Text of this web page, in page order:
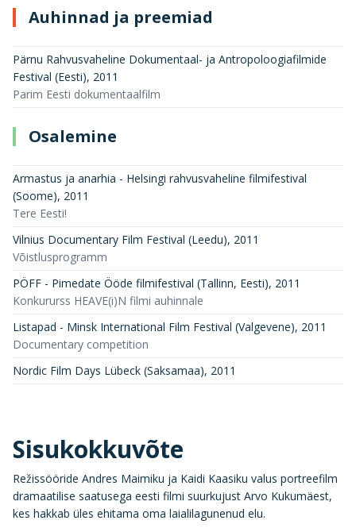
Auhinnad ja preemiad
Pärnu Rahvusvaheline Dokumentaal- ja Antropoloogiafilmide
Festival (Eesti), 2011
Parim Eesti dokumentaalfilm
Osalemine
Armastus ja anarhia - Helsingi rahvusvaheline filmifestival
(Soome), 2011
Tere Eesti!
Vilnius Documentary Film Festival (Leedu), 2011
Võistlusprogramm
PÖFF - Pimedate Ööde filmifestival (Tallinn, Eesti), 2011
Konkururss HEAVE(i)N filmi auhinnale
Listapad - Minsk International Film Festival (Valgevene), 2011
Documentary competition
Nordic Film Days Lübeck (Saksamaa), 2011
Sisukokkuvõte
Režissööride Andres Maimiku ja Kaidi Kaasiku valus portreefilm
dramaatilise saatusega eesti filmi suurkujust Arvo Kukumäest,
kes hakkab üles ehitama oma laialilagunenud elu.